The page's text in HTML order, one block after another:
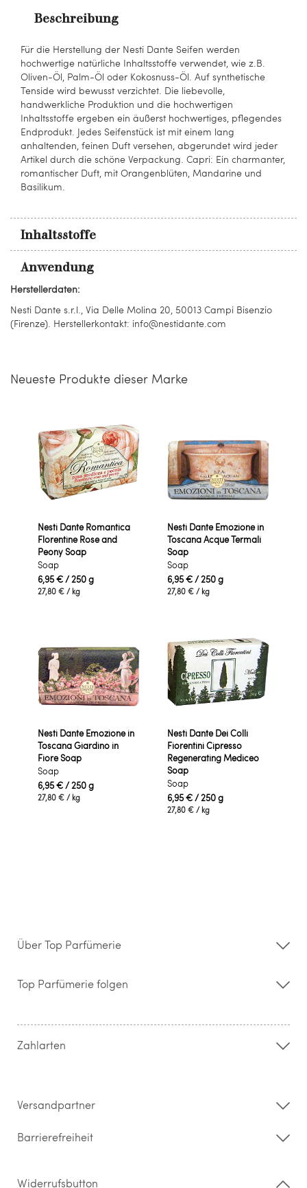
Beschreibung
Für die Herstellung der Nesti Dante Seifen werden
hochwertige natürliche Inhaltsstoffe verwendet, wie z.B.
Oliven-Öl, Palm-Öl oder Kokosnuss-Öl. Auf synthetische
Tenside wird bewusst verzichtet. Die liebevolle,
handwerkliche Produktion und die hochwertigen
Inhaltsstoffe ergeben ein äußerst hochwertiges, pflegendes
Endprodukt. Jedes Seifenstück ist mit einem lang
anhaltenden, feinen Duft versehen, abgerundet wird jeder
Artikel durch die schöne Verpackung. Capri: Ein charmanter,
romantischer Duft, mit Orangenblüten, Mandarine und
Basilikum.
Inhaltsstoffe
Anwendung
Herstellerdaten:
Nesti Dante s.r.l., Via Delle Molina 20, 50013 Campi Bisenzio
(Firenze). Herstellerkontakt: info@nestidante.com
Neueste Produkte dieser Marke
Nesti Dante Romantica
Florentine Rose and
Peony Soap
Soap
6,95 €/ 250 g
27,80 € / kg
Nesti Dante Emozione in
Toscana Acque Termali
Soap
Soap
6,95 €/ 250 g
27,80 € / kg
Nesti Dante Emozione in
Toscana Giardino in
Fiore Soap
Soap
6,95 €/ 250 g
27,80 € / kg
Nesti Dante Dei Colli
Fiorentini Cipresso
Regenerating Mediceo
Soap
Soap
6,95 €/ 250 g
27,80 € / kg
Über Top Parfümerie
Storefinder
Kontakt
Widerrufsrecht & Rückgabebedingungen
Top Parfümerie folgen
Zahlarten
Versandpartner
Barrierefreiheit
Widerrufsbutton